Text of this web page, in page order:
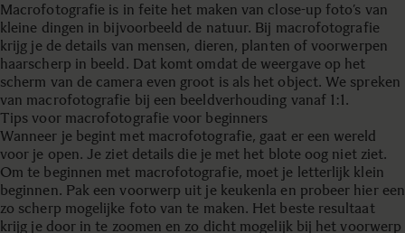
Macrofotografie is in feite het maken van close-up foto’s van
kleine dingen in bijvoorbeeld de natuur. Bij macrofotografie
krijg je de details van mensen, dieren, planten of voorwerpen
haarscherp in beeld. Dat komt omdat de weergave op het
scherm van de camera even groot is als het object. We spreken
van macrofotografie bij een beeldverhouding vanaf 1:1.
Tips voor macrofotografie voor beginners
Wanneer je begint met macrofotografie, gaat er een wereld
voor je open. Je ziet details die je met het blote oog niet ziet.
Om te beginnen met macrofotografie, moet je letterlijk klein
beginnen. Pak een voorwerp uit je keukenla en probeer hier een
zo scherp mogelijke foto van te maken. Het beste resultaat
krijg je door in te zoomen en zo dicht mogelijk bij het voorwerp